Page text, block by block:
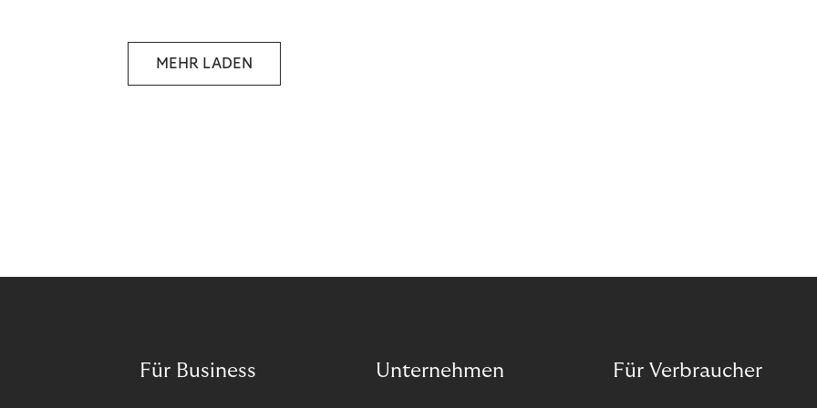
MEHR LADEN
Für Business Unternehmen Für Verbraucher